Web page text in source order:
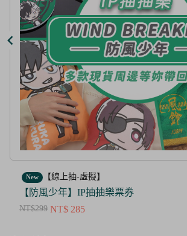
New 【線上抽-虛擬】
【茜色線上抽票券】限量周邊抽抽樂
NT$100 NT$ 50